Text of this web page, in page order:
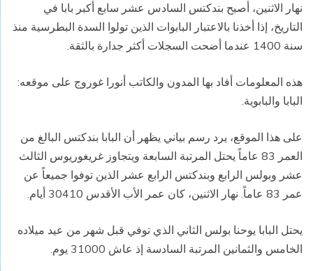
نهار الاثنين، أصبح بندكتس السادس عشر سابع أكبر بابا في
التاريخ، إذا أخذنا بالاعتبار البابوات الذين تولوا السدة البطرسية منذ
سنة 1400 عندما أضحت السجلات أكثر جدارة بالثقة.
هذه المعلومات أفاد بها المدون والكاتب أنورا غوروج على موقعه:
البابا والبابوية.
على هذا الموقع، يرد رسم بياني يظهر أن البابا بندكتس البالغ من
العمر 83 عاماً يحتل المرتبة السابعة ويتجاوز غريغوريوس الثالث
عشر وبولس الرابع وبندكتس الرابع عشر الذين توفوا جميعاً عن
عمر 83 عاماً. نهار الاثنين، كان عمر الأب الأقدس 30410 أيام.
يحتل البابا يوحنا بولس الثاني الذي توفي قبل شهر من عيد ميلاده
الخامس والثمانين المرتبة السادسة إذ عاش 31000 يوم.